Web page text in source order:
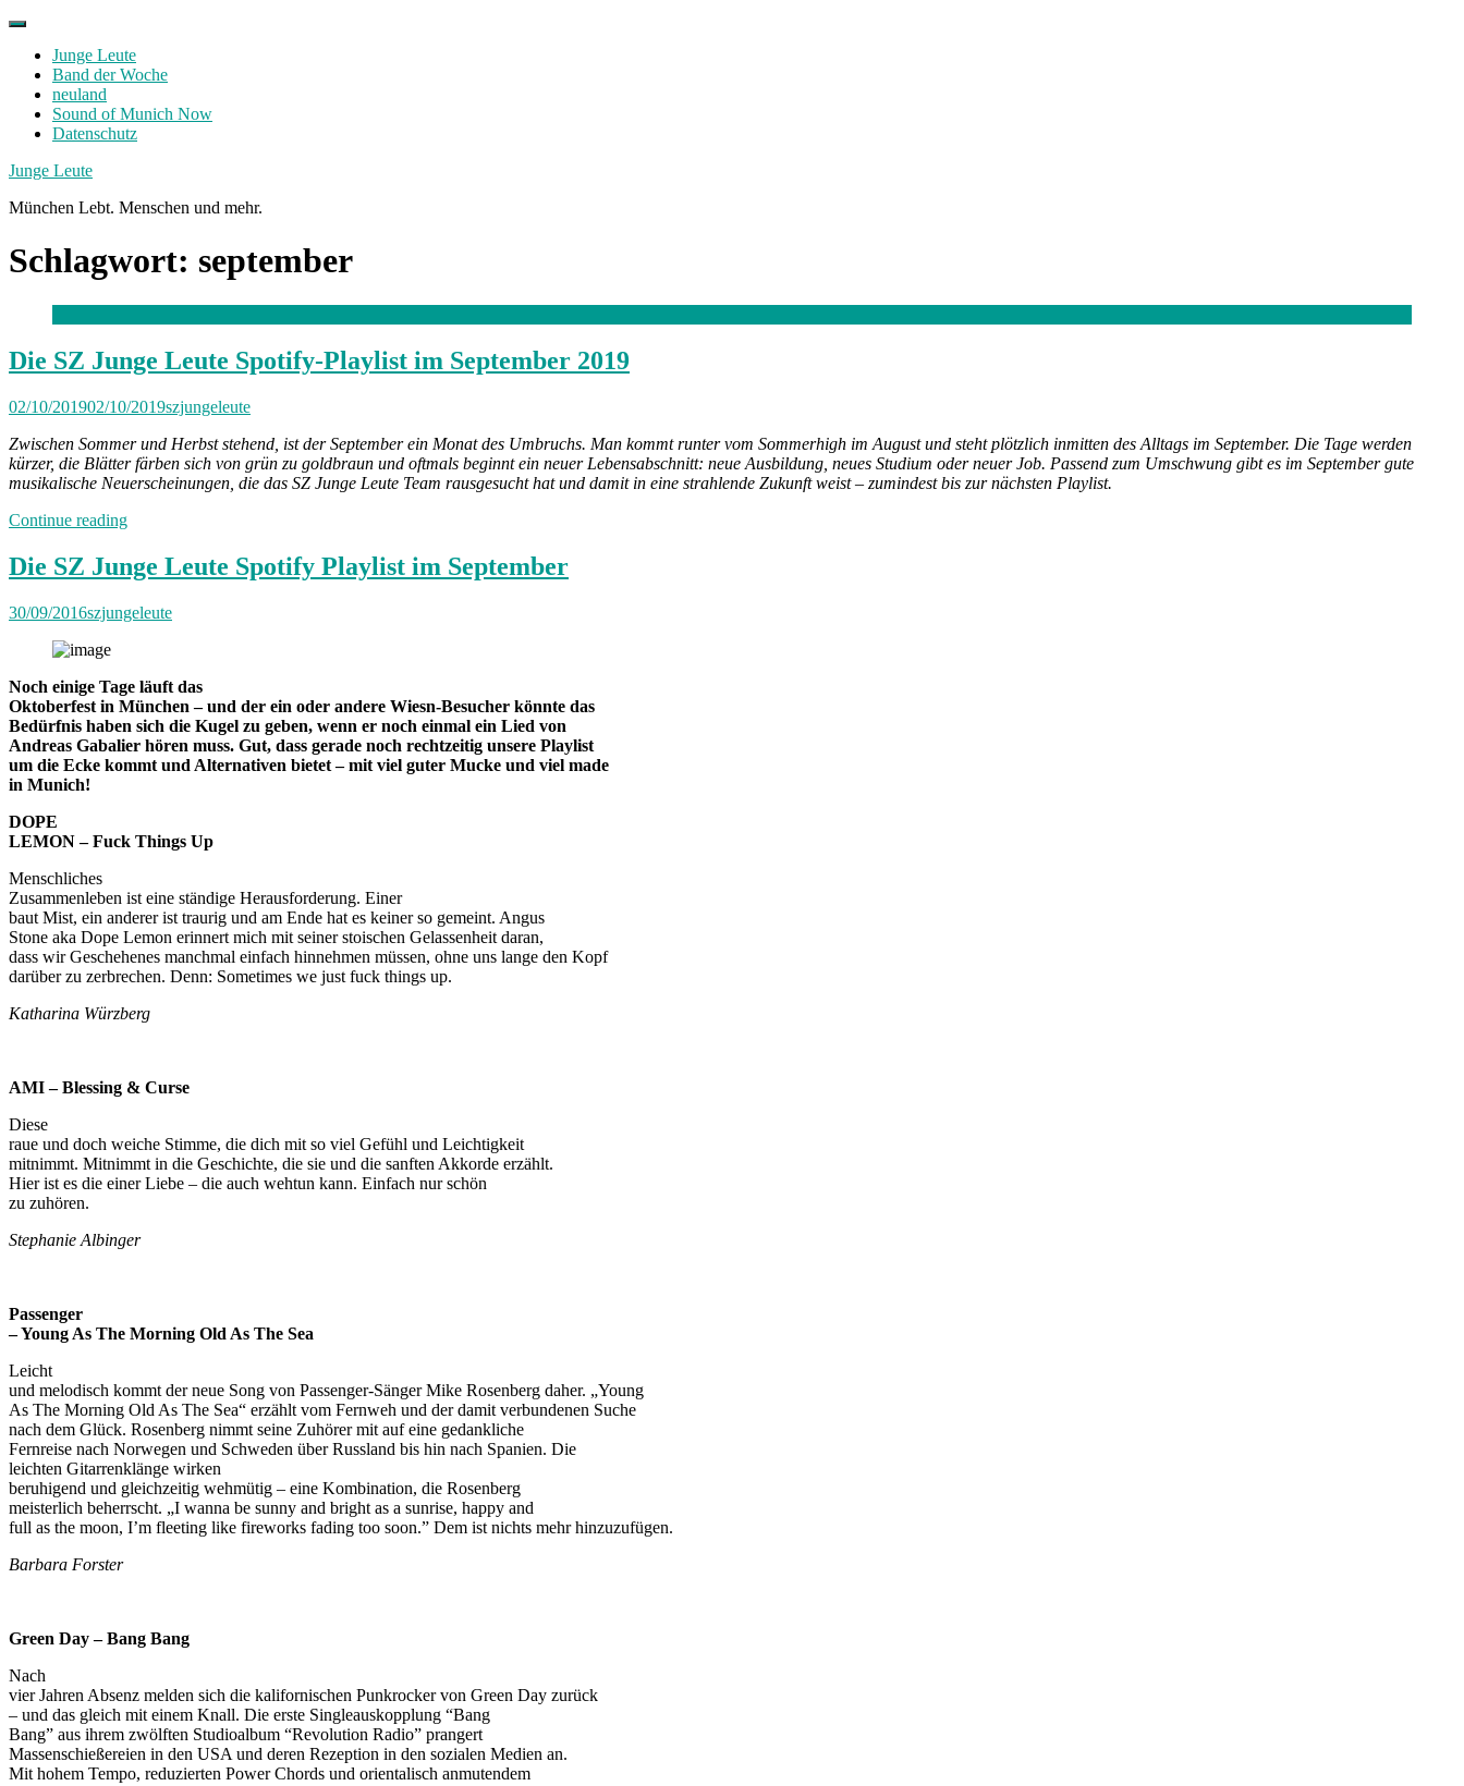
Skip
contentJunge Leute
Band der Woche
neuland
Sound of Munich Now
Datenschutz
Facebook
Twitter
Instagram
Junge Leute
München Lebt. Menschen und mehr.
Schlagwort: september
Die SZ Junge Leute Spotify-Playlist im September 2019
02/10/201902/10/2019szjungeleute
Zwischen Sommer und Herbst stehend, ist der September ein Monat des Umbruchs. Man kommt runter vom Sommerhigh im August und steht plötzlich inmitten des Alltags im September. Die Tage werden
kürzer, die Blätter färben sich von grün zu goldbraun und oftmals beginnt ein neuer Lebensabschnitt: neue Ausbildung, neues Studium oder neuer Job. Passend zum Umschwung gibt es im September gute
musikalische Neuerscheinungen, die das SZ Junge Leute Team rausgesucht hat und damit in eine strahlende Zukunft weist – zumindest bis zur nächsten Playlist.
Continue reading„Die
Junge
Leute
Playlist
Die SZ Junge Leute Spotify Playlist im September
30/09/2016szjungeleute
Noch einige Tage läuft das
Oktoberfest in München – und der ein oder andere Wiesn-Besucher könnte das
Bedürfnis haben sich die Kugel zu geben, wenn er noch einmal ein Lied von
Andreas Gabalier hören muss. Gut, dass gerade noch rechtzeitig unsere Playlist
um die Ecke kommt und Alternativen bietet – mit viel guter Mucke und viel made
in Munich!
DOPE
LEMON – Fuck Things Up
Menschliches
Zusammenleben ist eine ständige Herausforderung. Einer
baut Mist, ein anderer ist traurig und am Ende hat es keiner so gemeint. Angus
Stone aka Dope Lemon erinnert mich mit seiner stoischen Gelassenheit daran,
dass wir Geschehenes manchmal einfach hinnehmen müssen, ohne uns lange den Kopf
darüber zu zerbrechen. Denn: Sometimes we just fuck things up.
Katharina Würzberg
AMI – Blessing & Curse
Diese
raue und doch weiche Stimme, die dich mit so viel Gefühl und Leichtigkeit
mitnimmt. Mitnimmt in die Geschichte, die sie und die sanften Akkorde erzählt.
Hier ist es die einer Liebe – die auch wehtun kann. Einfach nur schön
zu zuhören.
Stephanie Albinger
Passenger
– Young As The Morning Old As The Sea
Leicht
und melodisch kommt der neue Song von Passenger-Sänger Mike Rosenberg daher. „Young
As The Morning Old As The Sea“ erzählt vom Fernweh und der damit verbundenen Suche
nach dem Glück. Rosenberg nimmt seine Zuhörer mit auf eine gedankliche
Fernreise nach Norwegen und Schweden über Russland bis hin nach Spanien. Die
leichten Gitarrenklänge wirken
beruhigend und gleichzeitig wehmütig – eine Kombination, die Rosenberg
meisterlich beherrscht. „I wanna be sunny and bright as a sunrise, happy and
full as the moon, I’m fleeting like fireworks fading too soon.” Dem ist nichts mehr hinzuzufügen.
Barbara Forster
Green Day – Bang Bang
Nach
vier Jahren Absenz melden sich die kalifornischen Punkrocker von Green Day zurück
– und das gleich mit einem Knall. Die erste Singleauskopplung “Bang
Bang” aus ihrem zwölften Studioalbum “Revolution Radio” prangert
Massenschießereien in den USA und deren Rezeption in den sozialen Medien an.
Mit hohem Tempo, reduzierten Power Chords und orientalisch anmutendem